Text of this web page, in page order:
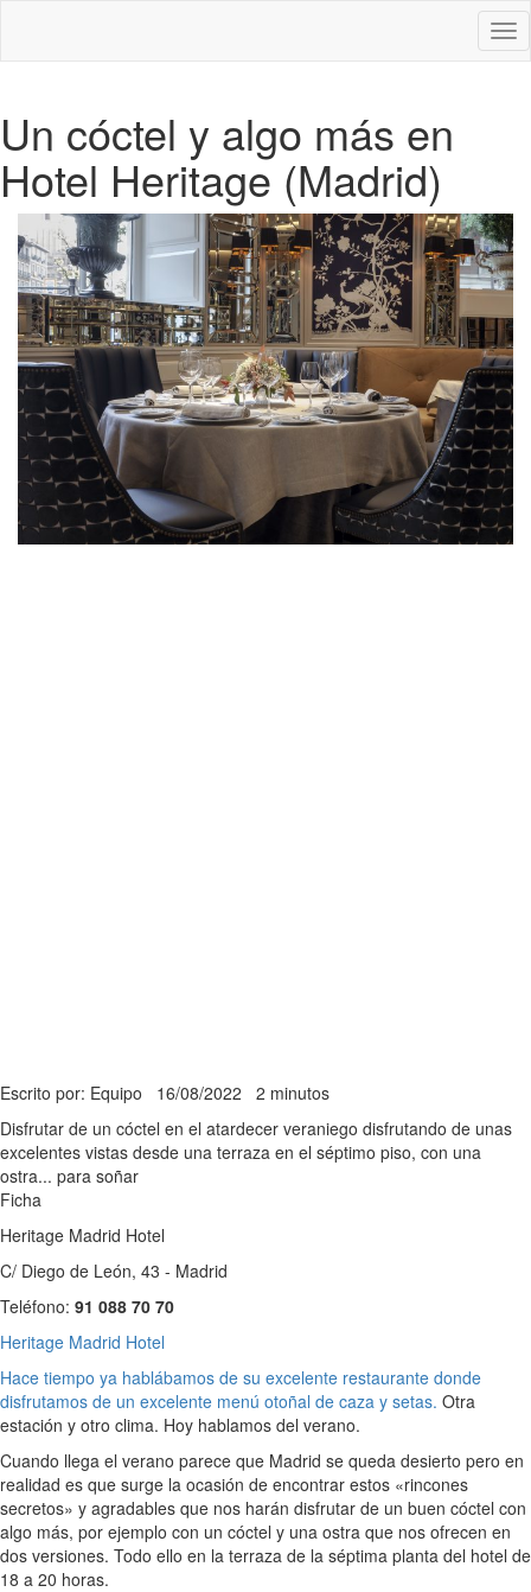
Un cóctel y algo más en
Hotel Heritage (Madrid)
Escrito por: Equipo 16/08/2022 2 minutos
Disfrutar de un cóctel en el atardecer veraniego disfrutando de unas
excelentes vistas desde una terraza en el séptimo piso, con una
ostra... para soñar
Ficha
Heritage Madrid Hotel
C/ Diego de León, 43 - Madrid
Teléfono: 91 088 70 70
Heritage Madrid Hotel
Hace tiempo ya hablábamos de su excelente restaurante donde
disfrutamos de un excelente menú otoñal de caza y setas. Otra
estación y otro clima. Hoy hablamos del verano.
Cuando llega el verano parece que Madrid se queda desierto pero en
realidad es que surge la ocasión de encontrar estos «rincones
secretos» y agradables que nos harán disfrutar de un buen cóctel con
algo más, por ejemplo con un cóctel y una ostra que nos ofrecen en
dos versiones. Todo ello en la terraza de la séptima planta del hotel de
18 a 20 horas.